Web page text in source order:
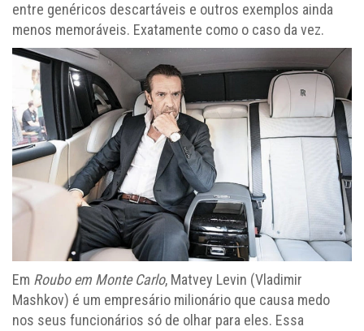
entre genéricos descartáveis e outros exemplos ainda
menos memoráveis. Exatamente como o caso da vez.
Em Roubo em Monte Carlo, Matvey Levin (Vladimir
Mashkov) é um empresário milionário que causa medo
nos seus funcionários só de olhar para eles. Essa